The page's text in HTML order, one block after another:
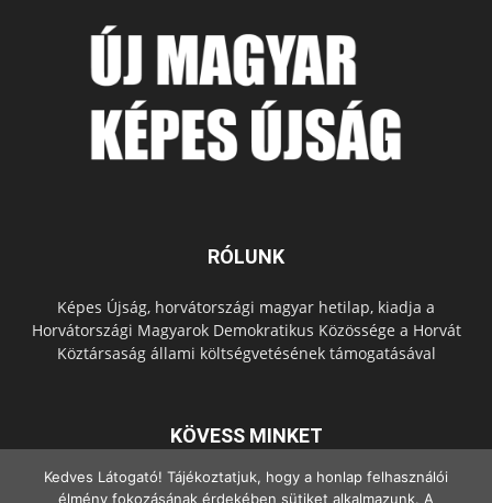
RÓLUNK
Képes Újság, horvátországi magyar hetilap, kiadja a
Horvátországi Magyarok Demokratikus Közössége a Horvát
Köztársaság állami költségvetésének támogatásával
KÖVESS MINKET
Kedves Látogató! Tájékoztatjuk, hogy a honlap felhasználói
élmény fokozásának érdekében sütiket alkalmazunk. A